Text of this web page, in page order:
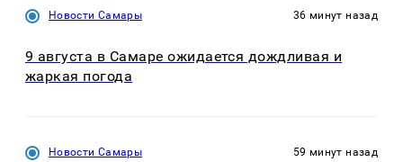
Новости Самары 36 минут назад
9 августа в Самаре ожидается дождливая и
жаркая погода
Новости Самары 59 минут назад